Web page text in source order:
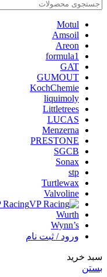
Motul
Amsoil
Areon
formula1
GAT
GUMOUT
KochChemie
liquimoly
Littletrees
LUCAS
Menzerna
PRESTONE
SGCB
Sonax
stp
Turtlewax
Valvoline
Racing
Wurth
Wynn’s
ورود / ثبت نام
سبد خرید
بستن